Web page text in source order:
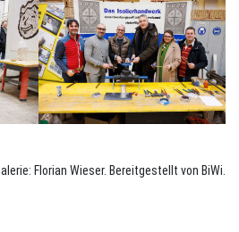
Florian Wieser. Bereitgestellt von BiWi.